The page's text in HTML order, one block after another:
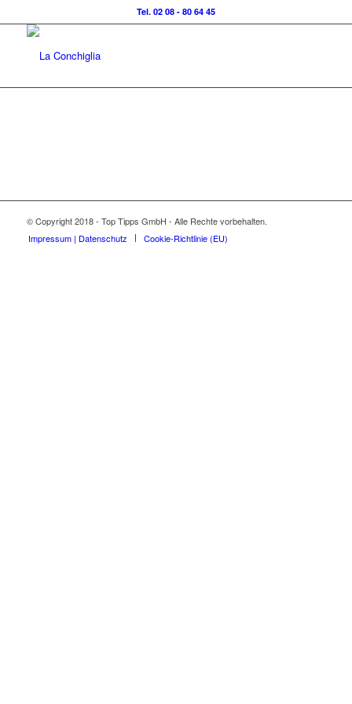
Tel. 02 08 - 80 64 45
© Copyright 2018 - Top Tipps GmbH - Alle Rechte vorbehalten.
Impressum | Datenschutz
Cookie-Richtlinie (EU)